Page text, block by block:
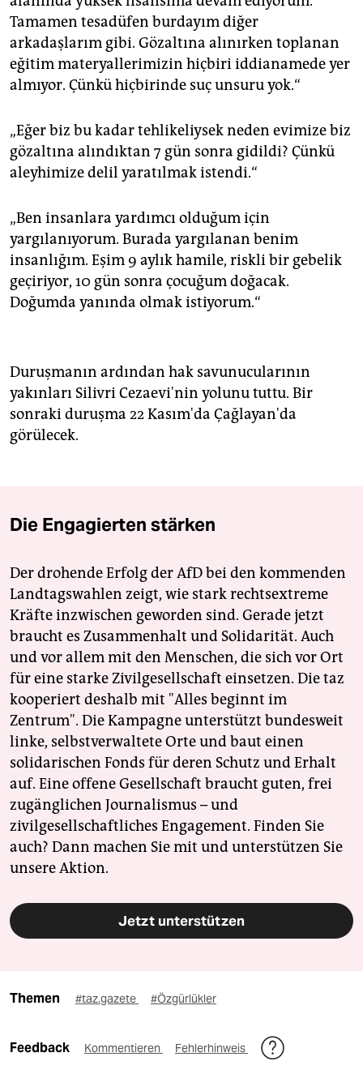
Tamamen tesadüfen burdayım diğer
arkadaşlarım gibi. Gözaltına alınırken toplanan
eğitim materyallerimizin hiçbiri iddianamede yer
almıyor. Çünkü hiçbirinde suç unsuru yok.“
„Eğer biz bu kadar tehlikeliysek neden evimize biz
gözaltına alındıktan 7 gün sonra gidildi? Çünkü
aleyhimize delil yaratılmak istendi.“
„Ben insanlara yardımcı olduğum için
yargılanıyorum. Burada yargılanan benim
insanlığım. Eşim 9 aylık hamile, riskli bir gebelik
geçiriyor, 10 gün sonra çocuğum doğacak.
Doğumda yanında olmak istiyorum.“
Duruşmanın ardından hak savunucularının
yakınları Silivri Cezaevi'nin yolunu tuttu. Bir
sonraki duruşma 22 Kasım'da Çağlayan'da
görülecek.
Die Engagierten stärken
Der drohende Erfolg der AfD bei den kommenden
Landtagswahlen zeigt, wie stark rechtsextreme
Kräfte inzwischen geworden sind. Gerade jetzt
braucht es Zusammenhalt und Solidarität. Auch
und vor allem mit den Menschen, die sich vor Ort
für eine starke Zivilgesellschaft einsetzen. Die taz
kooperiert deshalb mit "Alles beginnt im
Zentrum". Die Kampagne unterstützt bundesweit
linke, selbstverwaltete Orte und baut einen
solidarischen Fonds für deren Schutz und Erhalt
auf. Eine offene Gesellschaft braucht guten, frei
zugänglichen Journalismus – und
zivilgesellschaftliches Engagement. Finden Sie
auch? Dann machen Sie mit und unterstützen Sie
unsere Aktion.
Jetzt unterstützen
Themen #taz.gazete #Özgürlükler
Feedback Kommentieren Fehlerhinweis